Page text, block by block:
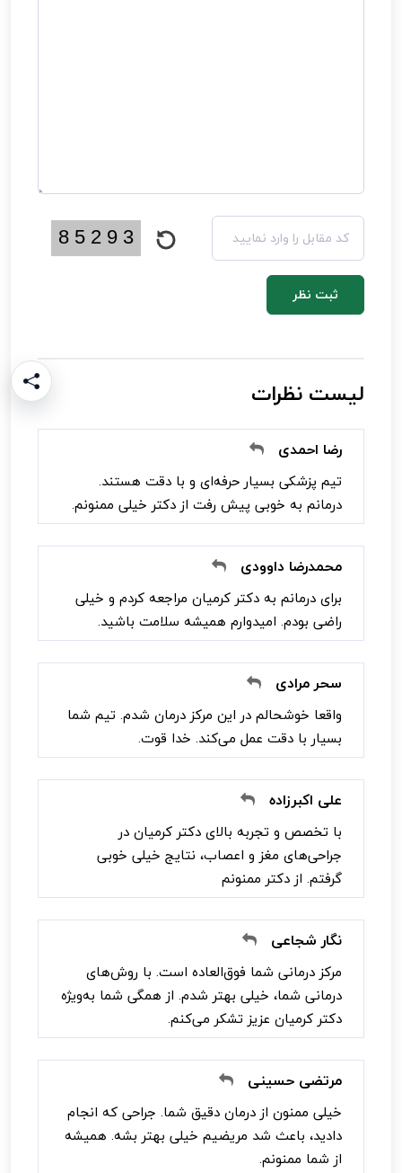
ثبت نظر
لیست نظرات
رضا احمدی
تیم پزشکی بسیار حرفه‌ای و با دقت هستند.
درمانم به خوبی پیش رفت از دکتر خیلی ممنونم.
محمدرضا داوودی
برای درمانم به دکتر کرمیان مراجعه کردم و خیلی
راضی بودم. امیدوارم همیشه سلامت باشید.
سحر مرادی
واقعا خوشحالم در این مرکز درمان شدم. تیم شما
بسیار با دقت عمل می‌کند. خدا قوت.
علی اکبرزاده
با تخصص و تجربه بالای دکتر کرمیان در
جراحی‌های مغز و اعصاب، نتایج خیلی خوبی
گرفتم. از دکتر ممنونم
نگار شجاعی
مرکز درمانی شما فوق‌العاده است. با روش‌های
درمانی شما، خیلی بهتر شدم. از همگی شما به‌ویژه
دکتر کرمیان عزیز تشکر می‌کنم.
مرتضی حسینی
خیلی ممنون از درمان دقیق شما. جراحی که انجام
دادید، باعث شد مریضیم خیلی بهتر بشه. همیشه
از شما ممنونم.